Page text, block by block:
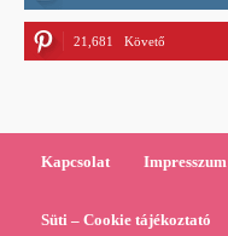
21,681 Követő
Kapcsolat Impresszum
Süti – Cookie tájékoztató